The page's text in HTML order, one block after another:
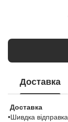
Доставка
Доставка
•Шивдка відправка